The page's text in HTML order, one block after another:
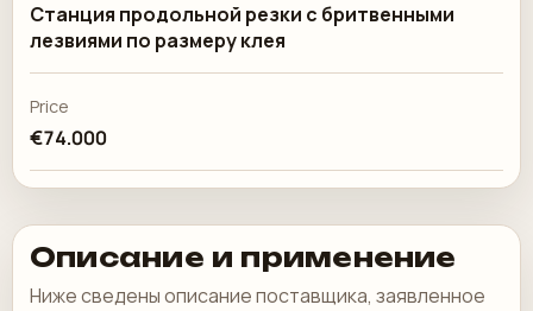
Станция продольной резки с бритвенными
лезвиями по размеру клея
Price
€74.000
Описание и применение
Ниже сведены описание поставщика, заявленное